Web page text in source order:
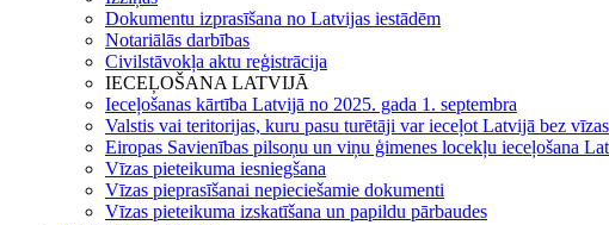
Dokumentu izprasīšana no Latvijas iestādēm
Notariālās darbības
Civilstāvokļa aktu reģistrācija
IECEĻOŠANA LATVIJĀ
Ieceļošanas kārtība Latvijā no 2025. gada 1. septembra
Valstis vai teritorijas, kuru pasu turētāji var ieceļot Latvijā bez vīzas
Eiropas Savienības pilsoņu un viņu ģimenes locekļu ieceļošana
Vīzas pieteikuma iesniegšana
Vīzas pieprasīšanai nepieciešamie dokumenti
Vīzas pieteikuma izskatīšana un papildu pārbaudes